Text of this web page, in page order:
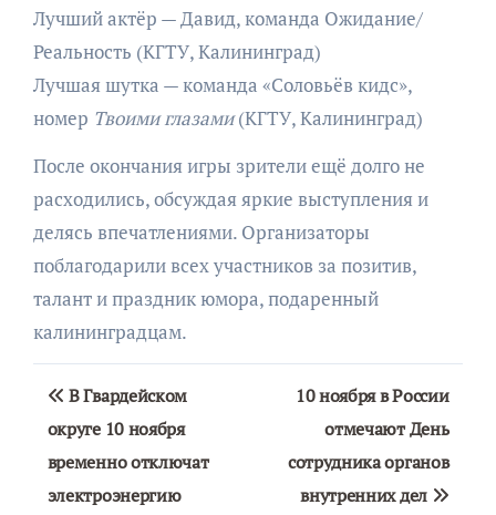
Лучший актёр — Давид, команда Ожидание/
Реальность (КГТУ, Калининград)
Лучшая шутка — команда «Соловьёв кидс»,
номер Твоими глазами(КГТУ, Калининград)
После окончания игры зрители ещё долго не
расходились, обсуждая яркие выступления и
делясь впечатлениями. Организаторы
поблагодарили всех участников за позитив,
талант и праздник юмора, подаренный
калининградцам.
Навигация
по
записям
В Гвардейском
округе 10 ноября
временно отключат
электроэнергию
10 ноября в России
отмечают День
сотрудника органов
внутренних дел